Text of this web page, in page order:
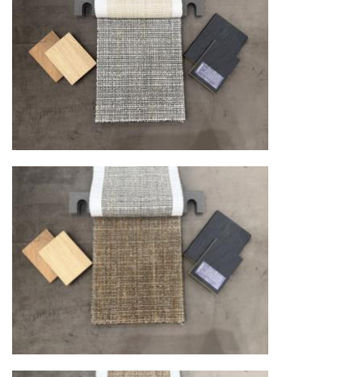
механических повреждений на всех этапах
маршрута.
Страхование грузаВсе международные
поставки застрахованы в соответствии с
международными стандартами. Клиенты могут
выбрать дополнительное страхование для
критичных партий товара.